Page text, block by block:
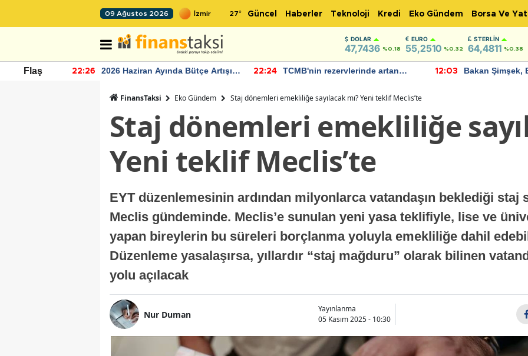
09 Ağustos 2026 27° Güncel Haberler Teknoloji Kredi Eko Gündem Borsa Ve
DOLAR
47,7436 %0.18
EURO
55,2510 %0.32
STERLIN
64,4811 %0.38
Flaş 22:26
2026 Haziran Ayında Bütçe Artışı
22:24
TCMB'nin rezervlerinde artan
12:03
Bakan Şimşek,
FinansTaksi Eko Gündem Staj dönemleri emekliliğe sayılacak mı? Yeni teklif Meclis’te
Staj dönemleri emekliliğe
Yeni teklif Meclis’te
EYT düzenlemesinin ardından milyonlarca vatandaşın beklediği staj
Meclis gündeminde. Meclis’e sunulan yeni yasa teklifiyle, lise ve
yapan bireylerin bu süreleri borçlanma yoluyla emekliliğe dahil
Düzenleme yasalaşırsa, yıllardır “staj mağduru” olarak bilinen
yolu açılacak
Nur Duman
Yayınlanma
05 Kasım 2025 - 10:30